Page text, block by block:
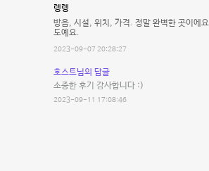
렝렝
방음, 시설, 위치, 가격. 정말 완벽한 곳이에
도예요.
2023-09-07 20:28:27
호스트님의 답글
소중한 후기 감사합니다 :)
2023-09-11 17:08:46